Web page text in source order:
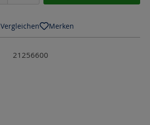
Vergleichen Merken
21256600